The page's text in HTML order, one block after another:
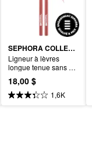
SEPHORA COLLECTION
Ligneur à lèvres
longue tenue sans
transfert Colful 8 h
18,00 $
1,6K